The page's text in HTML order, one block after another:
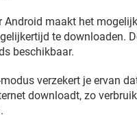
Android maakt het
te downloaden.
beschikbaar.
verzekert je ervan
downloadt, zo